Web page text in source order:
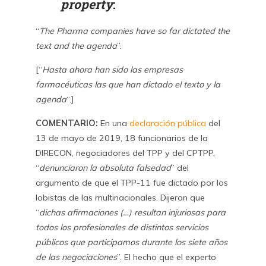
property:
“The Pharma companies have so far dictated the
text and the agenda”.
[“Hasta ahora han sido las empresas
farmacéuticas las que han dictado el texto y la
agenda“.]
COMENTARIO: En una declaración pública del
13 de mayo de 2019, 18 funcionarios de la
DIRECON, negociadores del TPP y del CPTPP,
“denunciaron la absoluta falsedad” del
argumento de que el TPP-11 fue dictado por los
lobistas de las multinacionales. Dijeron que
“dichas afirmaciones (…) resultan injuriosas para
todos los profesionales de distintos servicios
públicos que participamos durante los siete años
de las negociaciones”. El hecho que el experto